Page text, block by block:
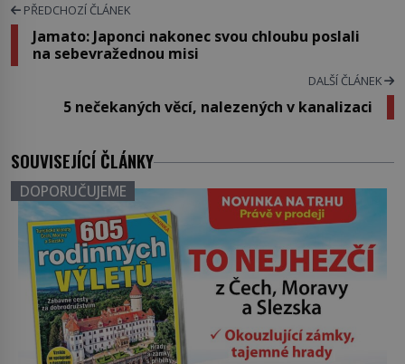
PŘEDCHOZÍ ČLÁNEK
Jamato: Japonci nakonec svou chloubu poslali
na sebevražednou misi
DALŠÍ ČLÁNEK
5 nečekaných věcí, nalezených v kanalizaci
SOUVISEJÍCÍ ČLÁNKY
DOPORUČUJEME